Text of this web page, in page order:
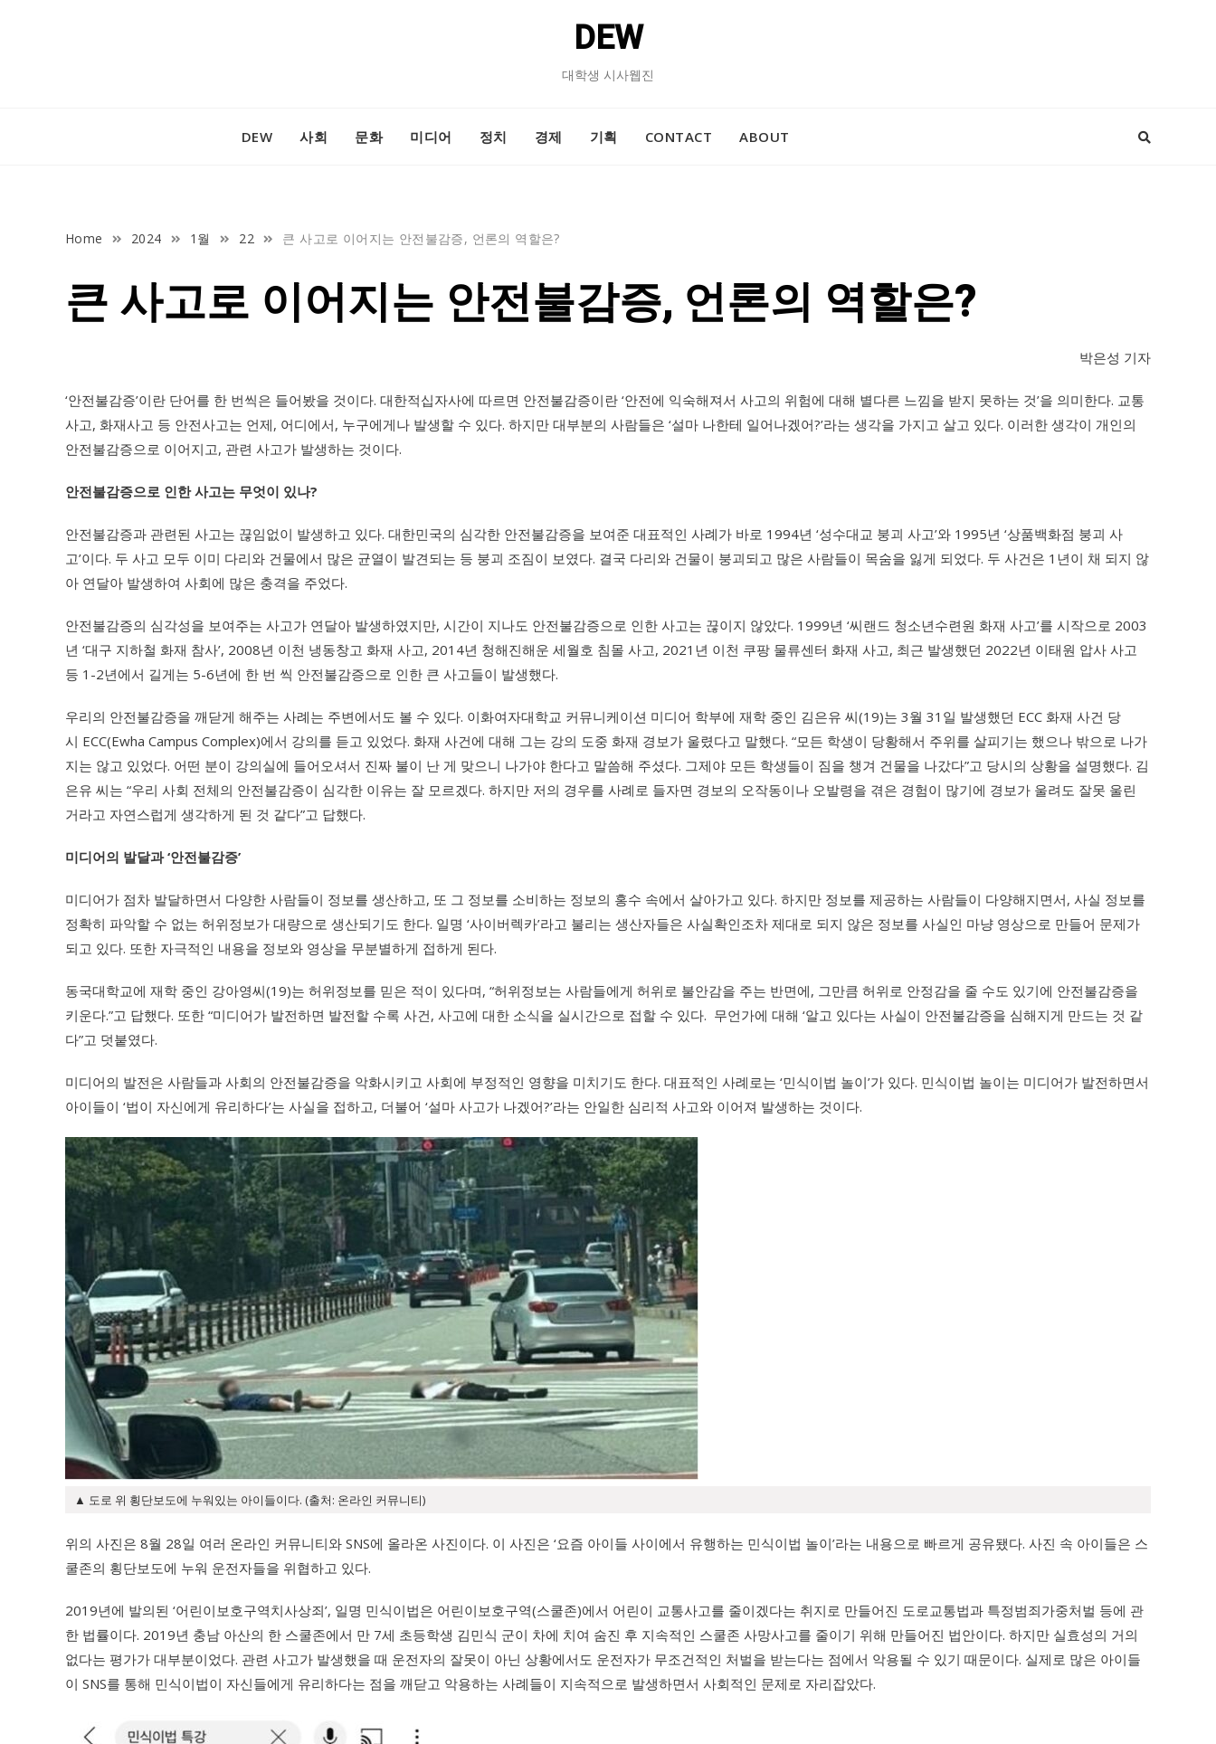
DEW
대학생 시사웹진
DEW 사회 문화 미디어 정치 경제 기획 CONTACT ABOUT
Home 2024 1월 22 큰 사고로 이어지는 안전불감증, 언론의 역할은?
큰 사고로 이어지는 안전불감증, 언론의 역할은?
박은성 기자
‘안전불감증’이란 단어를 한 번씩은 들어봤을 것이다. 대한적십자사에 따르면 안전불감증이란 ‘안전에 익숙해져서 사고의 위험에 대해 별다른 느낌을 받지 못하는 것’을 의미한다. 교통
사고, 화재사고 등 안전사고는 언제, 어디에서, 누구에게나 발생할 수 있다. 하지만 대부분의 사람들은 ‘설마 나한테 일어나겠어?’라는 생각을 가지고 살고 있다. 이러한 생각이 개인의
안전불감증으로 이어지고, 관련 사고가 발생하는 것이다.
안전불감증으로 인한 사고는 무엇이 있나?
안전불감증과 관련된 사고는 끊임없이 발생하고 있다. 대한민국의 심각한 안전불감증을 보여준 대표적인 사례가 바로 1994년 ‘성수대교 붕괴 사고’와 1995년 ‘상품백화점 붕괴 사
고’이다. 두 사고 모두 이미 다리와 건물에서 많은 균열이 발견되는 등 붕괴 조짐이 보였다. 결국 다리와 건물이 붕괴되고 많은 사람들이 목숨을 잃게 되었다. 두 사건은 1년이 채 되지 않
아 연달아 발생하여 사회에 많은 충격을 주었다.
안전불감증의 심각성을 보여주는 사고가 연달아 발생하였지만, 시간이 지나도 안전불감증으로 인한 사고는 끊이지 않았다. 1999년 ‘씨랜드 청소년수련원 화재 사고’를 시작으로 2003
년 ‘대구 지하철 화재 참사’, 2008년 이천 냉동창고 화재 사고, 2014년 청해진해운 세월호 침몰 사고, 2021년 이천 쿠팡 물류센터 화재 사고, 최근 발생했던 2022년 이태원 압사 사고
등 1-2년에서 길게는 5-6년에 한 번 씩 안전불감증으로 인한 큰 사고들이 발생했다.
우리의 안전불감증을 깨닫게 해주는 사례는 주변에서도 볼 수 있다. 이화여자대학교 커뮤니케이션 미디어 학부에 재학 중인 김은유 씨(19)는 3월 31일 발생했던 ECC 화재 사건 당
시 ECC(Ewha Campus Complex)에서 강의를 듣고 있었다. 화재 사건에 대해 그는 강의 도중 화재 경보가 울렸다고 말했다. “모든 학생이 당황해서 주위를 살피기는 했으나 밖으로 나가
지는 않고 있었다. 어떤 분이 강의실에 들어오셔서 진짜 불이 난 게 맞으니 나가야 한다고 말씀해 주셨다. 그제야 모든 학생들이 짐을 챙겨 건물을 나갔다”고 당시의 상황을 설명했다. 김
은유 씨는 “우리 사회 전체의 안전불감증이 심각한 이유는 잘 모르겠다. 하지만 저의 경우를 사례로 들자면 경보의 오작동이나 오발령을 겪은 경험이 많기에 경보가 울려도 잘못 울린
거라고 자연스럽게 생각하게 된 것 같다”고 답했다.
미디어의 발달과 ‘안전불감증’
미디어가 점차 발달하면서 다양한 사람들이 정보를 생산하고, 또 그 정보를 소비하는 정보의 홍수 속에서 살아가고 있다. 하지만 정보를 제공하는 사람들이 다양해지면서, 사실 정보를
정확히 파악할 수 없는 허위정보가 대량으로 생산되기도 한다. 일명 ‘사이버렉카’라고 불리는 생산자들은 사실확인조차 제대로 되지 않은 정보를 사실인 마냥 영상으로 만들어 문제가
되고 있다. 또한 자극적인 내용을 정보와 영상을 무분별하게 접하게 된다.
동국대학교에 재학 중인 강아영씨(19)는 허위정보를 믿은 적이 있다며, “허위정보는 사람들에게 허위로 불안감을 주는 반면에, 그만큼 허위로 안정감을 줄 수도 있기에 안전불감증을
키운다.”고 답했다. 또한 “미디어가 발전하면 발전할 수록 사건, 사고에 대한 소식을 실시간으로 접할 수 있다. 무언가에 대해 ‘알고 있다는 사실이 안전불감증을 심해지게 만드는 것 같
다”고 덧붙였다.
미디어의 발전은 사람들과 사회의 안전불감증을 악화시키고 사회에 부정적인 영향을 미치기도 한다. 대표적인 사례로는 ‘민식이법 놀이’가 있다. 민식이법 놀이는 미디어가 발전하면서
아이들이 ‘법이 자신에게 유리하다’는 사실을 접하고, 더불어 ‘설마 사고가 나겠어?’라는 안일한 심리적 사고와 이어져 발생하는 것이다.
▲ 도로 위 횡단보도에 누워있는 아이들이다. (출처: 온라인 커뮤니티)
위의 사진은 8월 28일 여러 온라인 커뮤니티와 SNS에 올라온 사진이다. 이 사진은 ‘요즘 아이들 사이에서 유행하는 민식이법 놀이’라는 내용으로 빠르게 공유됐다. 사진 속 아이들은 스
쿨존의 횡단보도에 누워 운전자들을 위협하고 있다.
2019년에 발의된 ‘어린이보호구역치사상죄’, 일명 민식이법은 어린이보호구역(스쿨존)에서 어린이 교통사고를 줄이겠다는 취지로 만들어진 도로교통법과 특정범죄가중처벌 등에 관
한 법률이다. 2019년 충남 아산의 한 스쿨존에서 만 7세 초등학생 김민식 군이 차에 치여 숨진 후 지속적인 스쿨존 사망사고를 줄이기 위해 만들어진 법안이다. 하지만 실효성의 거의
없다는 평가가 대부분이었다. 관련 사고가 발생했을 때 운전자의 잘못이 아닌 상황에서도 운전자가 무조건적인 처벌을 받는다는 점에서 악용될 수 있기 때문이다. 실제로 많은 아이들
이 SNS를 통해 민식이법이 자신들에게 유리하다는 점을 깨닫고 악용하는 사례들이 지속적으로 발생하면서 사회적인 문제로 자리잡았다.